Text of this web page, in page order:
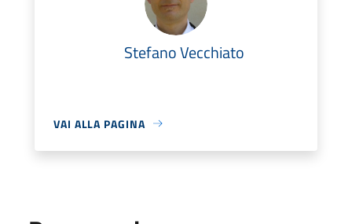
Stefano Vecchiato
VAI ALLA PAGINA